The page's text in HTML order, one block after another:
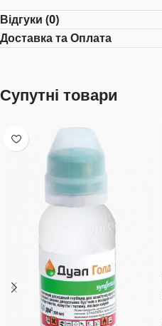
Відгуки (0)
Доставка та Оплата
Супутні товари